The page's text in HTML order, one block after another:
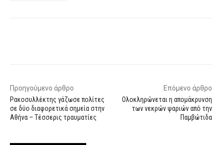
Προηγούμενο άρθρο
Ρακοσυλλέκτης γάζωσε πολίτες
σε δύο διαφορετικά σημεία στην
Αθήνα – Τέσσερις τραυματίες
Επόμενο άρθρο
Ολοκληρώνεται η απομάκρυνση
των νεκρών ψαριών από την
Παμβώτιδα